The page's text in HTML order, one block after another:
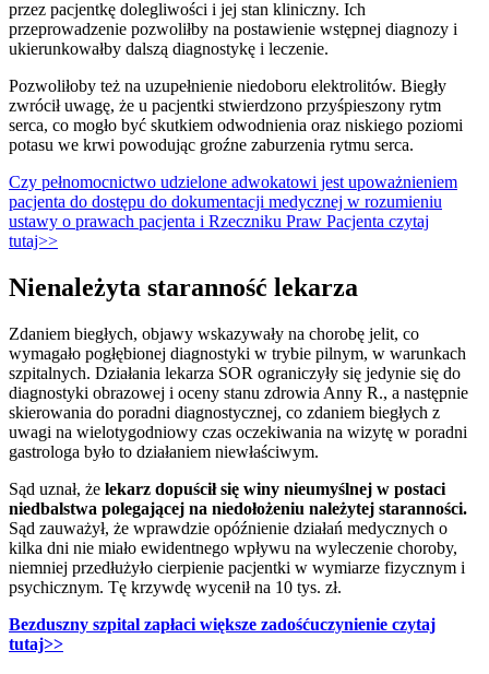
przez pacjentkę dolegliwości i jej stan kliniczny. Ich
przeprowadzenie pozwoliłby na postawienie wstępnej diagnozy i
ukierunkowałby dalszą diagnostykę i leczenie.
Pozwoliłoby też na uzupełnienie niedoboru elektrolitów. Biegły
zwrócił uwagę, że u pacjentki stwierdzono przyśpieszony rytm
serca, co mogło być skutkiem odwodnienia oraz niskiego poziomi
potasu we krwi powodując groźne zaburzenia rytmu serca.
Czy pełnomocnictwo udzielone adwokatowi jest upoważnieniem
pacjenta do dostępu do dokumentacji medycznej w rozumieniu
ustawy o prawach pacjenta i Rzeczniku Praw Pacjenta czytaj
tutaj>>
Nienależyta staranność lekarza
Zdaniem biegłych, objawy wskazywały na chorobę jelit, co
wymagało pogłębionej diagnostyki w trybie pilnym, w warunkach
szpitalnych. Działania lekarza SOR ograniczyły się jedynie się do
diagnostyki obrazowej i oceny stanu zdrowia Anny R., a następnie
skierowania do poradni diagnostycznej, co zdaniem biegłych z
uwagi na wielotygodniowy czas oczekiwania na wizytę w poradni
gastrologa było to działaniem niewłaściwym.
Sąd uznał, że lekarz dopuścił się winy nieumyślnej w postaci
niedbalstwa polegającej na niedołożeniu należytej staranności.
Sąd zauważył, że wprawdzie opóźnienie działań medycznych o
kilka dni nie miało ewidentnego wpływu na wyleczenie choroby,
niemniej przedłużyło cierpienie pacjentki w wymiarze fizycznym i
psychicznym. Tę krzywdę wycenił na 10 tys. zł.
Bezduszny szpital zapłaci większe zadośćuczynienie czytaj
tutaj>>